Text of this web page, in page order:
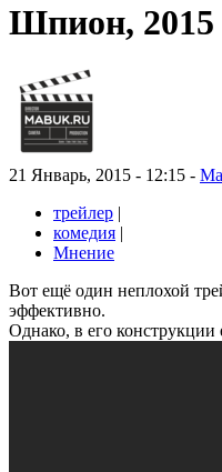
Шпион, 2015
21 Январь, 2015 - 12:15 -
трейлер |
комедия |
Мнение
Вот ещё один неплохой
эффективно.
Однако, в его